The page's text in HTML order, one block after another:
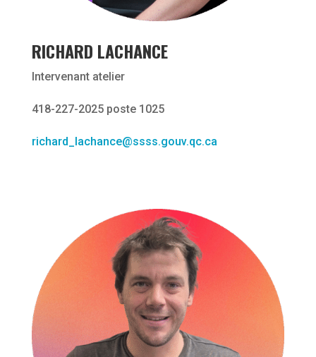
RICHARD LACHANCE
Intervenant atelier
418-227-2025 poste 1025
richard_lachance@ssss.gouv.qc.ca